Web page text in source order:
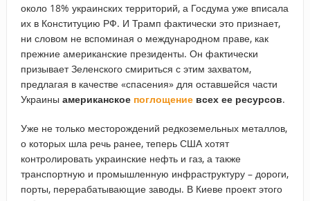
около 18% украинских территорий, а Госдума уже вписала
их в Конституцию РФ. И Трамп фактически это признает,
ни словом не вспоминая о международном праве, как
прежние американские президенты. Он фактически
призывает Зеленского смириться с этим захватом,
предлагая в качестве «спасения» для оставшейся части
Украины американское поглощениевсех ее ресурсов.
Уже не только месторождений редкоземельных металлов,
о которых шла речь ранее, теперь США хотят
контролировать украинские нефть и газ, а также
транспортную и промышленную инфраструктуру – дороги,
порты, перерабатывающие заводы. В Киеве проект этого